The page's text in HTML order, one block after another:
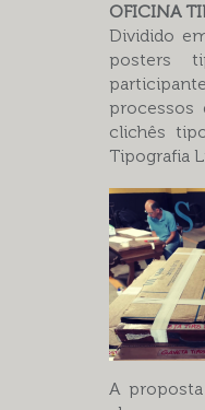
OFICINA
Dividido
posters
clichês
Tipografia
A